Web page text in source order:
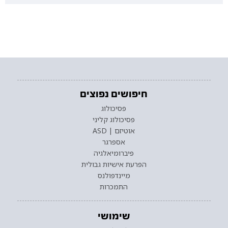
חיפושים נפוצים
פסיכולוג
פסיכולוג קליני
אוטיזם | ASD
אספרגר
פיברומיאלגיה
הפרעת אישיות גבולית
מיינדפולנס
התמכרות
שימושי